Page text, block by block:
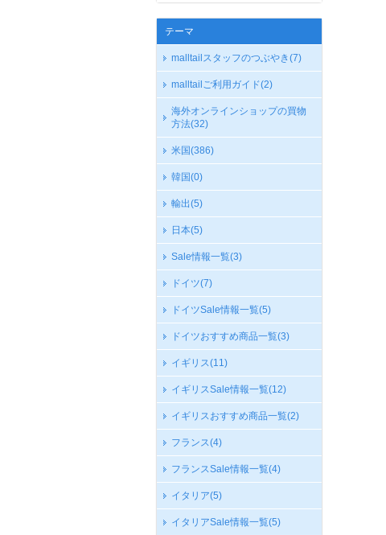
テーマ
malltailスタッフのつぶやき(7)
malltailご利用ガイド(2)
海外オンラインショップの買物
方法(32)
米国(386)
韓国(0)
輸出(5)
日本(5)
Sale情報一覧(3)
ドイツ(7)
ドイツSale情報一覧(5)
ドイツおすすめ商品一覧(3)
イギリス(11)
イギリスSale情報一覧(12)
イギリスおすすめ商品一覧(2)
フランス(4)
フランスSale情報一覧(4)
イタリア(5)
イタリアSale情報一覧(5)